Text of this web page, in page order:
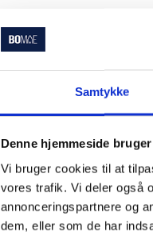
Samtykke
Denne hjemmeside
Vi bruger cookies til at
vores trafik. Vi deler også
annonceringspartnere og
dem, eller som de har